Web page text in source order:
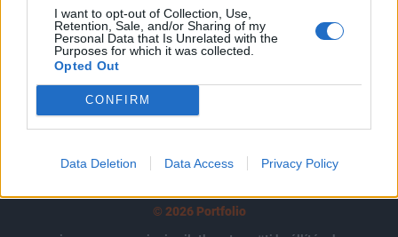
I want to opt-out of Collection, Use,
Retention, Sale, and/or Sharing of my
Personal Data that Is Unrelated with the
Purposes for which it was collected.
Opted Out
CONFIRM
Data Deletion Data Access Privacy Policy
Előfizetés
MÁR ELŐFIZETŐNK VAGY?
© 2026 Portfolio